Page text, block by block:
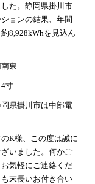
た。静岡県掛川市
ョンの結果、年間
8,928kWhを見込ん
東
寸
県掛川市は中部電
K様、この度は誠に
いました。何かご
気軽にご連絡くだ
末長いお付き合い